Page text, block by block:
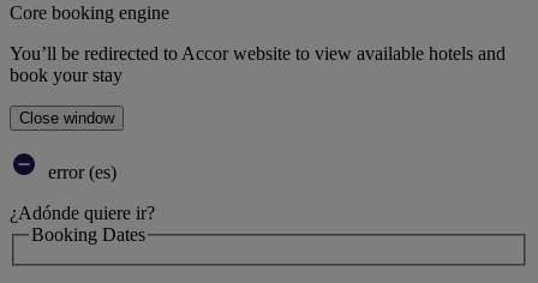
Core booking engine
You’ll be redirected to Accor website to view available hotels and
book your stay
Close window
error (es)
¿Adónde quiere ir?
Booking Dates